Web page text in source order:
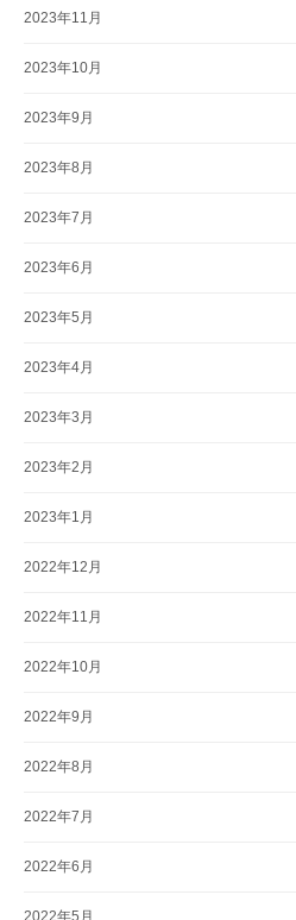
2023年11月
2023年10月
2023年9月
2023年8月
2023年7月
2023年6月
2023年5月
2023年4月
2023年3月
2023年2月
2023年1月
2022年12月
2022年11月
2022年10月
2022年9月
2022年8月
2022年7月
2022年6月